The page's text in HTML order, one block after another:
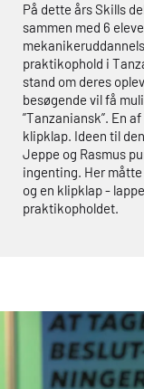
På dette års Skills
sammen med 6
praktikophold i
stand om deres
besøgende vil få
”Tanzaniansk”. En
klipklap. Ideen til
Jeppe og Rasmus
ingenting. Her
og en klipklap -
praktikopholdet.